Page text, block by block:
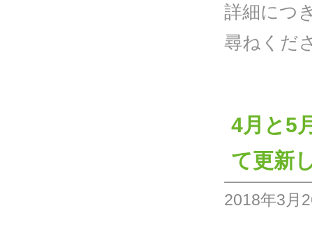
詳細につ
尋ねくだ
4月と5
て更新
2018年3月